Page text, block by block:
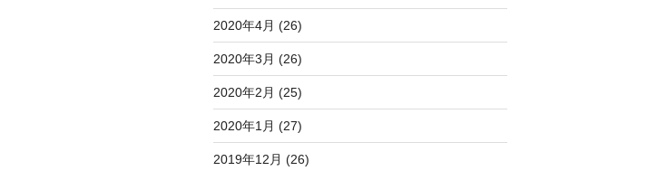
2020年4月 (26)
2020年3月 (26)
2020年2月 (25)
2020年1月 (27)
2019年12月 (26)